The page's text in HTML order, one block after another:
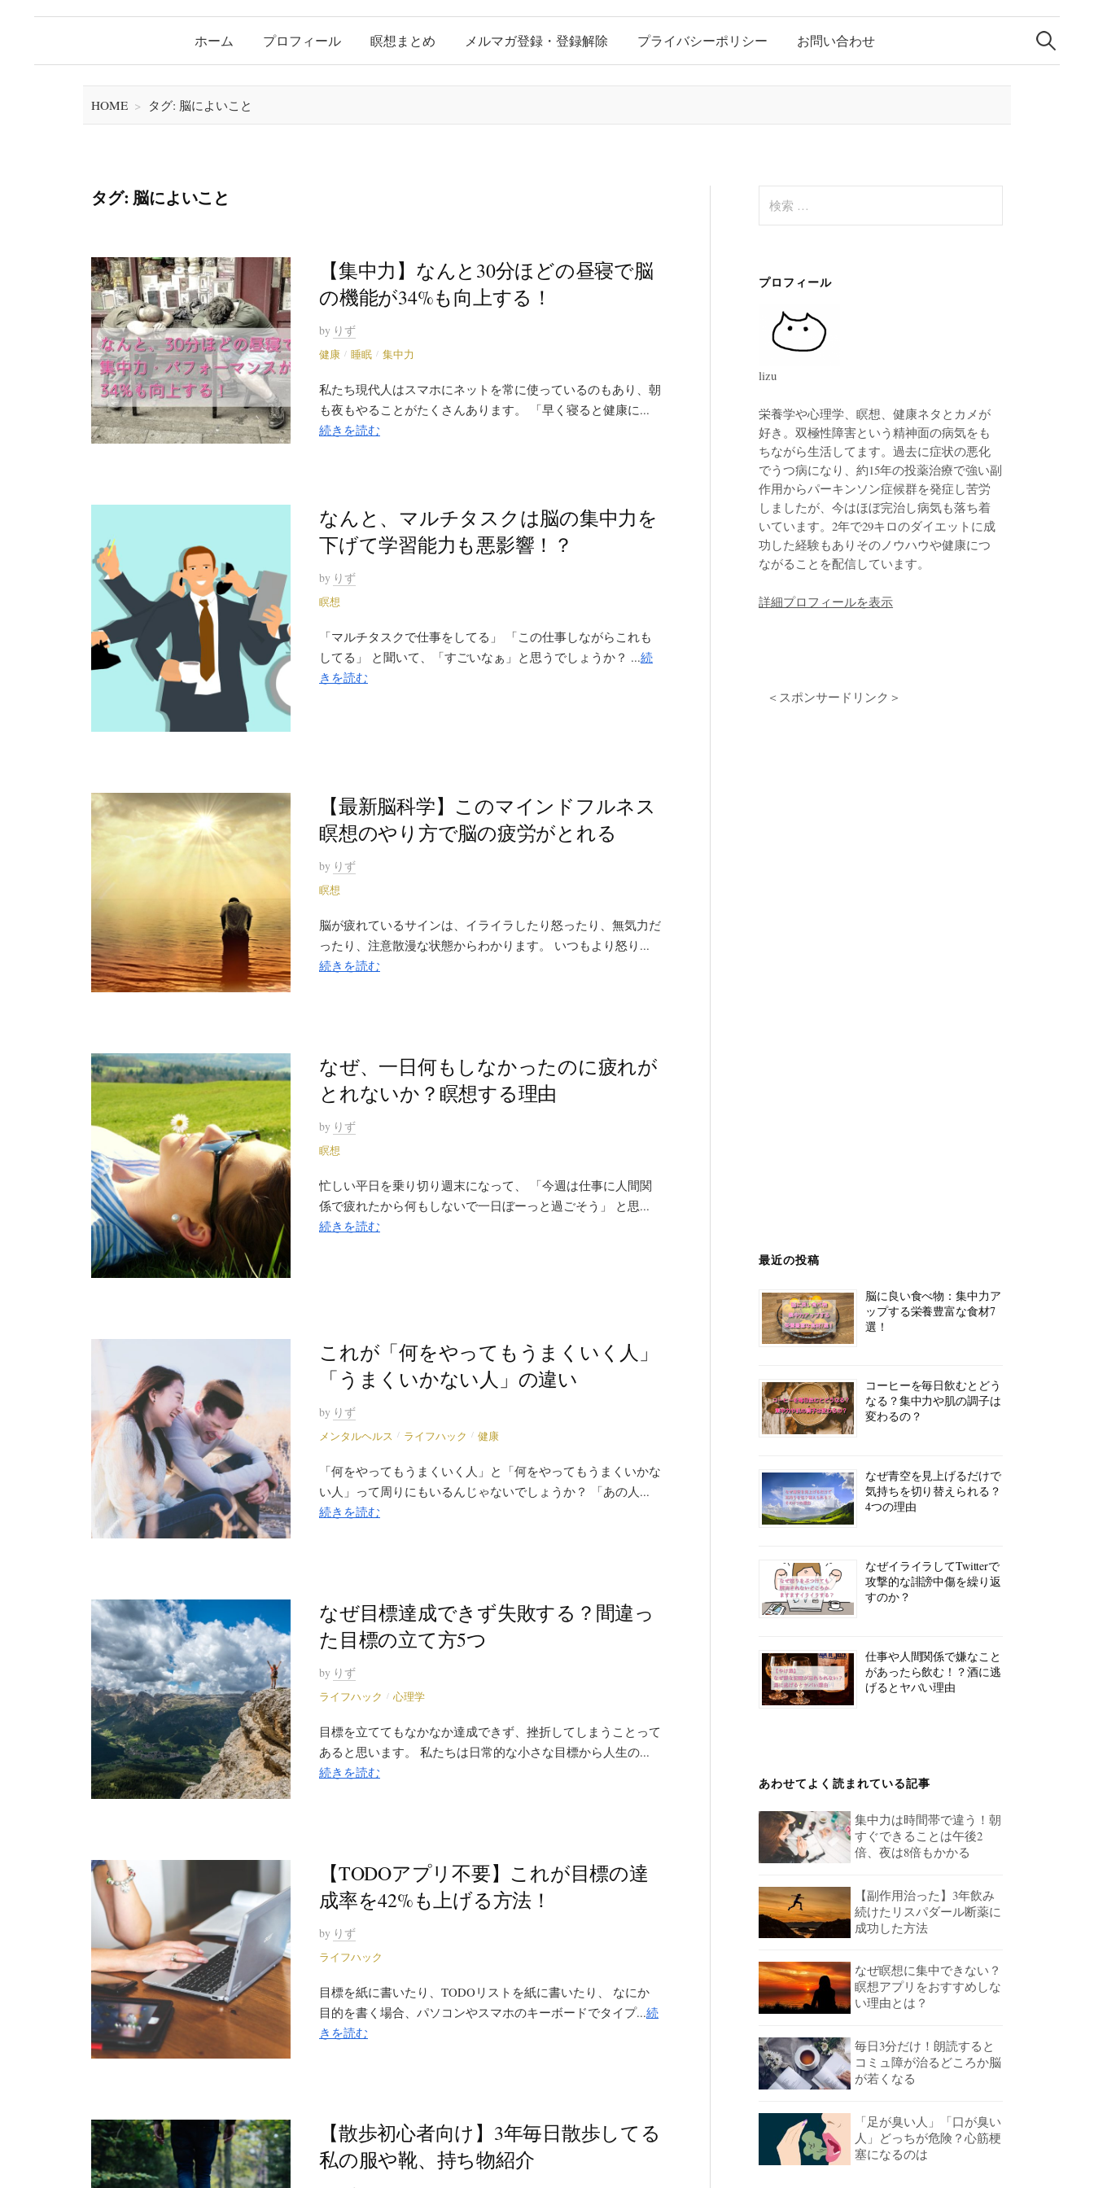
ホーム プロフィール 瞑想まとめ メルマガ登録・登録解除 プライバシーポリシー お問い合わせ 検
HOME > タグ: 脳によいこと
タグ: 脳によいこと
【集中力】なんと30分ほどの昼寝で脳
の機能が34%も向上する！
by りず
健康 / 睡眠 / 集中力
私たち現代人はスマホにネットを常に使っているのもあり、朝
も夜もやることがたくさんあります。 「早く寝ると健康に...
続きを読む
なんと、マルチタスクは脳の集中力を
下げて学習能力も悪影響！？
by りず
瞑想
「マルチタスクで仕事をしてる」 「この仕事しながらこれも
してる」 と聞いて、「すごいなぁ」と思うでしょうか？ ...続
きを読む
【最新脳科学】このマインドフルネス
瞑想のやり方で脳の疲労がとれる
by りず
瞑想
脳が疲れているサインは、イライラしたり怒ったり、無気力だ
ったり、注意散漫な状態からわかります。 いつもより怒り...
続きを読む
なぜ、一日何もしなかったのに疲れが
とれないか？瞑想する理由
by りず
瞑想
忙しい平日を乗り切り週末になって、 「今週は仕事に人間関
係で疲れたから何もしないで一日ぼーっと過ごそう」 と思...
続きを読む
これが「何をやってもうまくいく人」
「うまくいかない人」の違い
by りず
メンタルヘルス / ライフハック / 健康
「何をやってもうまくいく人」と「何をやってもうまくいかな
い人」って周りにもいるんじゃないでしょうか？ 「あの人...
続きを読む
なぜ目標達成できず失敗する？間違っ
た目標の立て方5つ
by りず
ライフハック / 心理学
目標を立ててもなかなか達成できず、挫折してしまうことって
あると思います。 私たちは日常的な小さな目標から人生の...
続きを読む
【TODOアプリ不要】これが目標の達
成率を42%も上げる方法！
by りず
ライフハック
目標を紙に書いたり、TODOリストを紙に書いたり、 なにか
目的を書く場合、パソコンやスマホのキーボードでタイプ...続
きを読む
【散歩初心者向け】3年毎日散歩してる
私の服や靴、持ち物紹介
索
プロフィール
lizu
栄養学や心理学、瞑想、健康ネタとカメが
好き。双極性障害という精神面の病気をも
ちながら生活してます。過去に症状の悪化
でうつ病になり、約15年の投薬治療で強い副
作用からパーキンソン症候群を発症し苦労
しましたが、今はほぼ完治し病気も落ち着
いています。2年で29キロのダイエットに成
功した経験もありそのノウハウや健康につ
ながることを配信しています。
詳細プロフィールを表示
＜スポンサードリンク＞
最近の投稿
脳に良い食べ物：集中力ア
ップする栄養豊富な食材7
選！
コーヒーを毎日飲むとどう
なる？集中力や肌の調子は
変わるの？
なぜ青空を見上げるだけで
気持ちを切り替えられる？
4つの理由
なぜイライラしてTwitterで
攻撃的な誹謗中傷を繰り返
すのか？
仕事や人間関係で嫌なこと
があったら飲む！？酒に逃
げるとヤバい理由
あわせてよく読まれている記事
集中力は時間帯で違う！朝
すぐできることは午後2
倍、夜は8倍もかかる
【副作用治った】3年飲み
続けたリスパダール断薬に
成功した方法
なぜ瞑想に集中できない？
瞑想アプリをおすすめしな
い理由とは？
毎日3分だけ！朗読すると
コミュ障が治るどころか脳
が若くなる
「足が臭い人」「口が臭い
人」どっちが危険？心筋梗
塞になるのは